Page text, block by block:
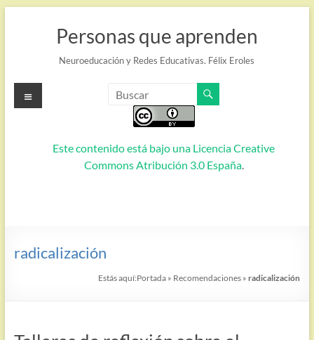
Personas que aprenden
Neuroeducación y Redes Educativas. Félix Eroles
Este contenido está bajo una Licencia Creative
Commons Atribución 3.0 España.
Menú
radicalización
Estás aquí:Portada » Recomendaciones »radicalización